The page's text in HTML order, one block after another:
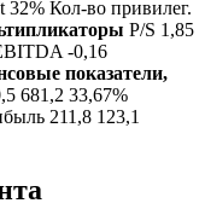
32% Кол-во привилег.
P/S 1,85
-0,16
показатели,
681,2 33,67%
211,8 123,1